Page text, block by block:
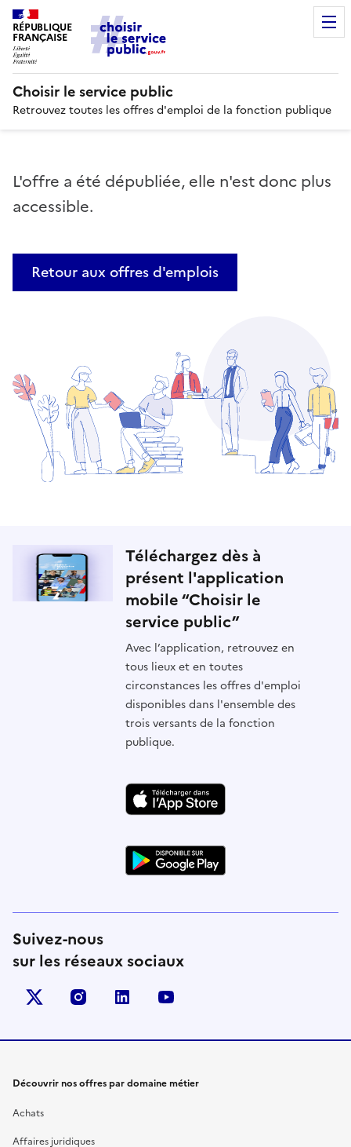
RÉPUBLIQUE
FRANÇAISE
Choisir le service public
Retrouvez toutes les offres d'emploi de la fonction publique
L'offre a été dépubliée, elle n'est donc plus
accessible.
Retour aux offres d'emplois
Téléchargez dès à
présent l'application
mobile “Choisir le
service public”
Avec l’application, retrouvez en
tous lieux et en toutes
circonstances les offres d'emploi
disponibles dans l'ensemble des
trois versants de la fonction
publique.
Suivez-nous
sur les réseaux sociaux
X (anciennement Twitter)
instagramlinkedin
Découvrir nos offres par domaine métier
Achats
Affaires juridiques